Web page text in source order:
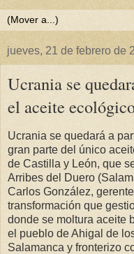
jueves, 21 de febrero de
Ucrania se
el aceite
Ucrania se quedará a
gran parte del único
de Castilla y León, que
Arribes del Duero
Carlos González,
transformación que
donde se moltura aceite
el pueblo de Ahigal de
Salamanca y fronterizo